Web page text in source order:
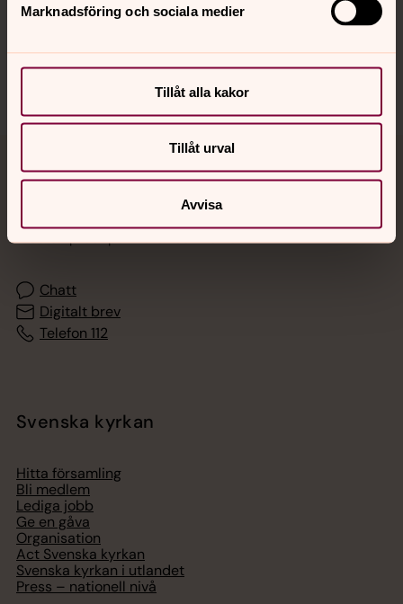
Marknadsföring och sociala medier
Tillåt alla kakor
Tillåt urval
Avvisa
Jourhavande präst
Akut samtals- och krisstöd. Prata eller chatta anonymt
med en präst på kvällar och nätter.
Chatt
Digitalt brev
Telefon 112
Svenska kyrkan
Hitta församling
Bli medlem
Lediga jobb
Ge en gåva
Organisation
Act Svenska kyrkan
Svenska kyrkan i utlandet
Press – nationell nivå